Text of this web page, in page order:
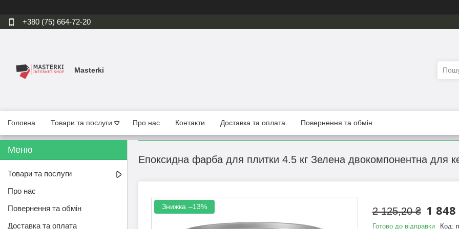
+380 (75) 664-72-20
Masterki
Головна Товари та послуги Про нас Контакти Доставка та оплата Повернення та обмін
Епоксидна фарба для плитки 4.5 кг Зелена двокомпонентна для
–13% 2 125,20 ₴ 1 848
Готово до відправки Код:
Товари та послуги
Про нас
Повернення та обмін
Доставка та оплата